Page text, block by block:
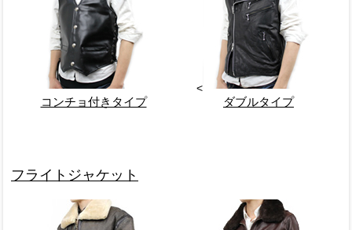
コンチョ付きタイプ
<
ダブルタイプ
フライトジャケット